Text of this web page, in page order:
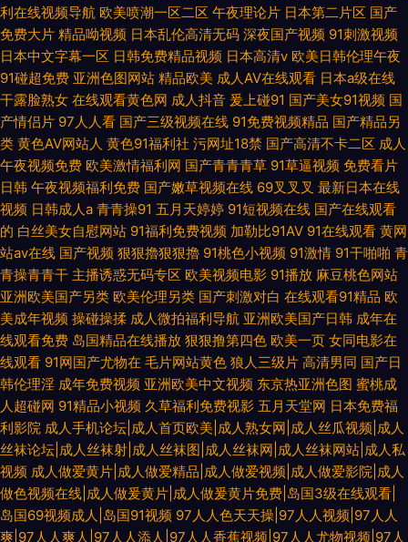
利在线视频导航 欧美喷潮一区二区 午夜理论片 日本第二片区 国产
免费大片 精品呦视频 日本乱伦高清无码 深夜国产视频 91刺激视频
日本中文字幕一区 日韩免费精品视频 日本高清v 欧美日韩伦理午夜
91碰超免费 亚洲色图网站 精品欧美 成人AV在线观看 日本a级在线
干露脸熟女 在线观看黄色网 成人抖音 爰上碰91 国产美女91视频 国
产情侣片 97人人看 国产三级视频在线 91免费视频精品 国产精品另
类 黄色AV网站人 黄色91福利社 污网址18禁 国产高清不卡二区 成人
午夜视频免费 欧美激情福利网 国产青青青草 91草逼视频 免费看片
日韩 午夜视频福利免费 国产嫩草视频在线 69叉叉叉 最新日本在线
视频 日韩成人a 青青操91 五月天婷婷 91短视频在线 国产在线观看
的 白丝美女自慰网站 91福利免费视频 加勒比91AV 91在线观看 黄网
站av在线 国产视频 狠狠擼狠狠擼 91桃色小视频 91激情 91干啪啪 青
青操青青干 主播诱惑无码专区 欧美视频电影 91播放 麻豆桃色网站
亚洲欧美国产另类 欧美伦理另类 国产刺激对白 在线观看91精品 欧
美成年视频 操碰操揉 成人微拍福利导航 亚洲欧美国产日韩 成年在
线观看免费 岛国精品在线播放 狠狠撸第四色 欧美一页 女同电影在
线观看 91网国产尤物在 毛片网站黄色 狼人三级片 高清男同 国产日
韩伦理淫 成年免费视频 亚洲欧美中文视频 东京热亚洲色图 蜜桃成
人超碰网 91精品小视频 久草福利免费视影 五月天堂网 日本免费福
利影院 成人手机论坛|成人首页欧美|成人熟女网|成人丝瓜视频|成人
丝袜论坛|成人丝袜射|成人丝袜图|成人丝袜网|成人丝袜网站|成人私
视频 成人做爱黄片|成人做爱精品|成人做爱视频|成人做爱影院|成人
做色视频在线|成人做爰黄片|成人做爰黄片免费|岛国3级在线观看|
岛国69视频成人|岛国91视频 97人人色天天操|97人人视频|97人人
爽|97人人爽人|97人人添人|97人人香蕉视频|97人人尤物视频|97人